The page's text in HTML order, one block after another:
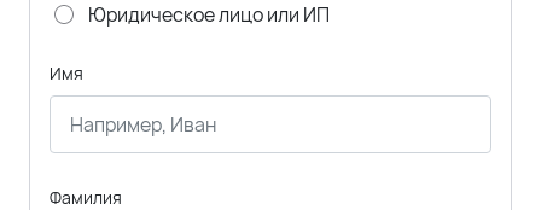
Юридическое лицо или ИП
Имя
Фамилия